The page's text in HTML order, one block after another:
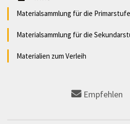
Materialsammlung für die Primarstufe
Materialsammlung für die
Materialien zum Verleih
Empfehlen